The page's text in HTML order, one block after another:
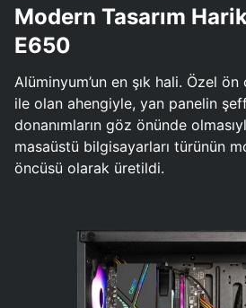
Modern Tasarım
E650
Alüminyum’un en şık hali. Özel ön
ile olan ahengiyle, yan panelin
donanımların göz önünde
masaüstü bilgisayarları türünün
öncüsü olarak üretildi.